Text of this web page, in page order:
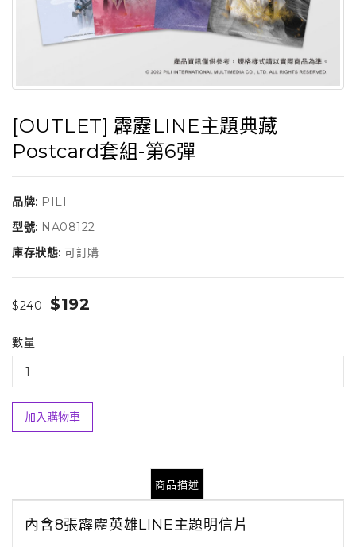
[OUTLET] 霹靂LINE主題典藏
Postcard套組-第6彈
品牌: PILI
型號: NA08122
庫存狀態: 可訂購
$240 $192
數量
加入購物車
商品描述
內含8張霹靂英雄LINE主題明信片